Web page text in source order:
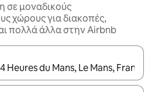
σε μοναδικούς
χώρους για διακοπές,
πολλά άλλα στην Airbnb
είναι διαθέσιμα, μπορείτε